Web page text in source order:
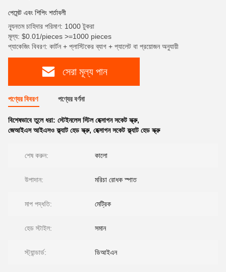
পেমেন্ট এবং শিপিং শর্তাবলী
ন্যূনতম চাহিদার পরিমাণ: 1000 টুকরা
মূল্য: $0.01/pieces >=1000 pieces
প্যাকেজিং বিবরণ: কার্টন + প্লাস্টিকের ব্যাগ + প্যালেট বা প্রয়োজন অনুযায়ী
সেরা মূল্য পান
পণ্যের বিবরণ পণ্যের বর্ণনা
বিশেষভাবে তুলে ধরা: স্টেইনলেস স্টিল হেক্সাগন সকেট স্ক্রু,
জেআইএস আইএসও ফ্ল্যাট হেড স্ক্রু, হেক্সাগন সকেট ফ্ল্যাট হেড স্ক্রু
শেষ করুন: কালো
উপাদান: মরিচা রোধক স্পাত
মাপ পদ্ধতি: মেট্রিক
হেড স্টাইল: সমান
স্ট্যান্ডার্ড: ডিআইএন